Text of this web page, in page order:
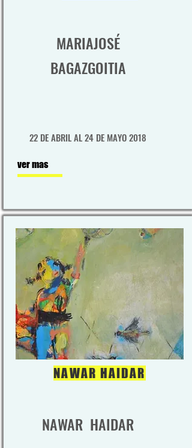
MARIAJOSÉ
BAGAZGOITIA
22 DE ABRIL AL 24 DE MAYO 2018
ver mas
NAWAR HAIDAR
NAWAR HAIDAR